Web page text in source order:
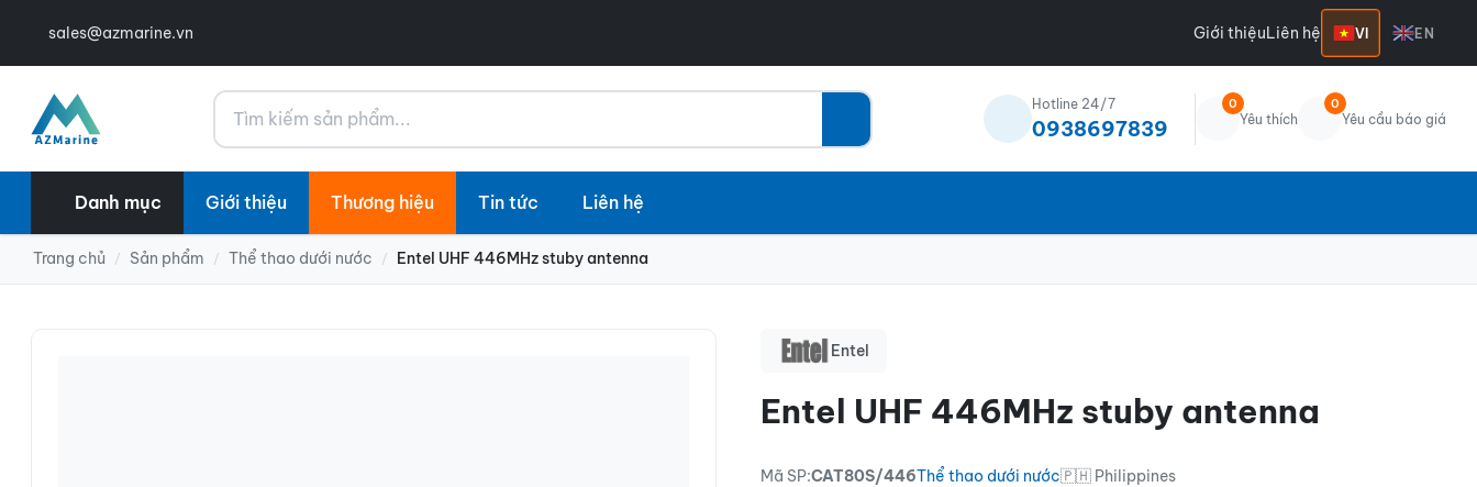
sales@azmarine.vn Giới thiệuLiên hệ VI EN
Tìm kiếm Hotline 24/7
0938697839
0
Yêu thích
0
Yêu cầu báo giá
Danh mục Giới thiệu Thương hiệu Tin tức Liên hệ
Trang chủ / Sản phẩm / Thể thao dưới nước / Entel UHF 446MHz stuby antenna
Entel
Entel UHF 446MHz stuby antenna
Mã SP:CAT80S/446Thể thao dưới nước🇵🇭 Philippines